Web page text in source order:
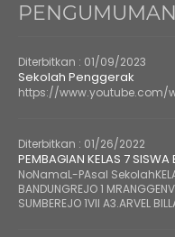
PENGUMUMAN
Diterbitkan : 01/09/2023
Sekolah Penggerak
https://www.youtube.com/
Diterbitkan : 01/26/2022
PEMBAGIAN KELAS 7 SISWA
NoNamaL-PAsal
BANDUNGREJO 1
SUMBEREJO 1VII A3.ARVEL